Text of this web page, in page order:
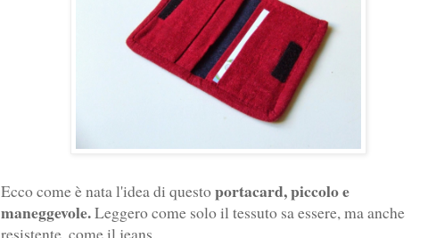
Ecco come è nata l'idea di questoportacard, piccolo e
maneggevole.Leggero come solo il tessuto sa essere, ma anche
resistente, come il jeans.